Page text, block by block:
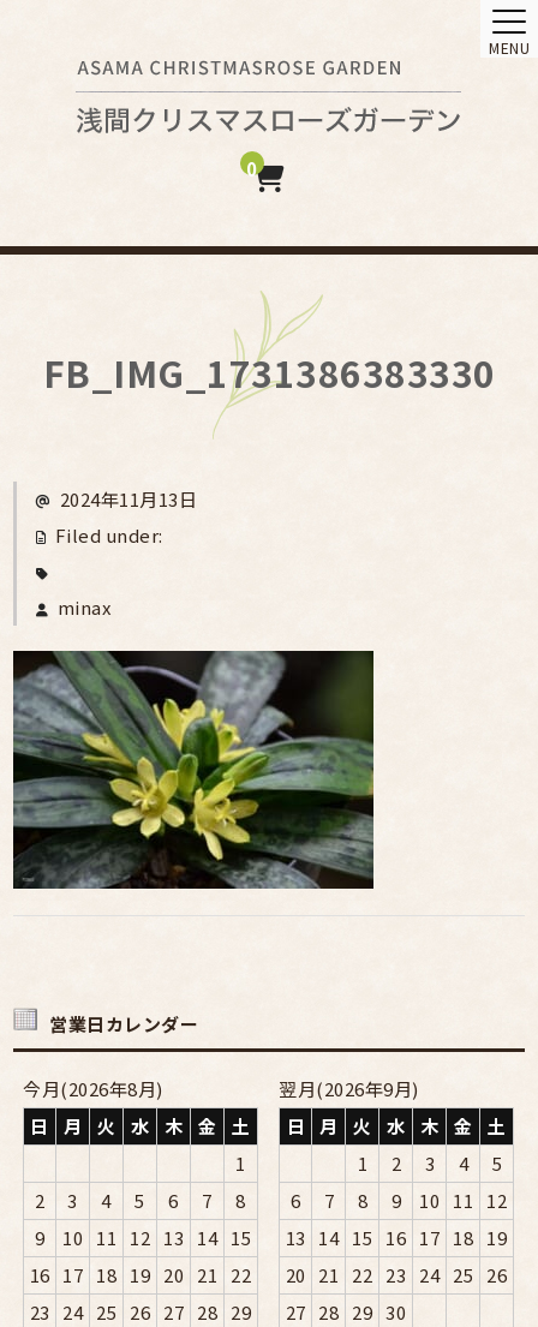
0
MENU
FB_IMG_1731386383330
2024年11月13日
Filed under:
minax
営業日カレンダー
今月(2026年8月)
日
月 火 水 木 金
土
1
2
3 4 5 6 7
8
9
10 11 12 13 14 15
16 17 18 19 20 21
22
23
24 25 26 27 28 29
翌月(2026年9月)
日
月 火 水 木 金
土
1
2 3 4
5
6
7 8 9 10 11
12
13
14 15 16 17 18 19
20
21 22 23 24 25
26
27 28 29 30